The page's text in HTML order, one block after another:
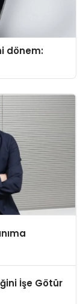
dönem:
İşe Götür